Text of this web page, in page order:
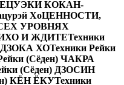
КОКАН-
ХоЦЕННОСТИ,
УРОВНЯХ
И ЖДИТЕТехники
ХОТехники Рейки
(Сёден) ЧАКРА
(Сёден) ДЗОСИН
КЁН ЁКУТехники